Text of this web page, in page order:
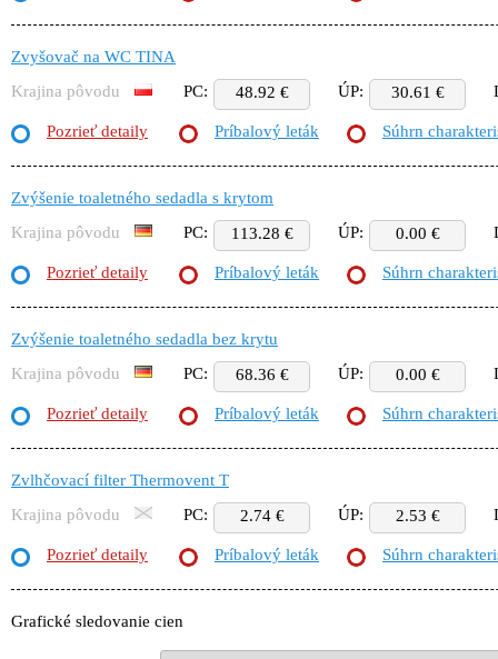
Zvyšovač na WC TINA
Krajina pôvodu
PC: 48.92 € ÚP: 30.61 €
Pozrieť detaily Príbalový leták Súhrn
Zvýšenie toaletného sedadla s krytom
Krajina pôvodu
PC: 113.28 € ÚP: 0.00 €
Pozrieť detaily Príbalový leták Súhrn
Zvýšenie toaletného sedadla bez krytu
Krajina pôvodu
PC: 68.36 € ÚP: 0.00 €
Pozrieť detaily Príbalový leták Súhrn
Zvlhčovací filter Thermovent T
Krajina pôvodu
PC: 2.74 € ÚP: 2.53 €
Pozrieť detaily Príbalový leták Súhrn
Grafické sledovanie cien